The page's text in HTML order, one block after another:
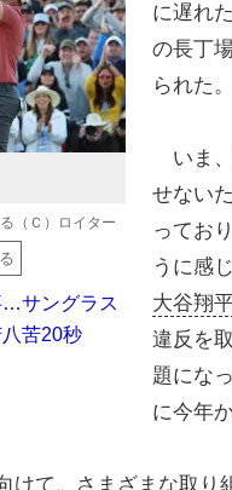
（Ｃ）ロイター
…サングラス
苦20秒
に遅れ
の長丁
られた。
いま、
せない
ってお
うに感
大谷翔
違反を
題にな
に今年
て、さまざまな取り